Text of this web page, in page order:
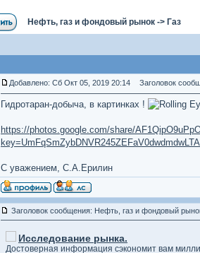
Нефть, газ и фондовый рынок -> Газ
Добавлено: Сб Окт 05, 2019 20:14 Заголовок
Гидротаран-добыча, в картинках !
https://photos.google.com/share/
С уважением, С.А.Ерилин
Заголовок сообщения: Нефть, газ и фондовый
Исследование рынка.
Достоверная информация сэкономит вам